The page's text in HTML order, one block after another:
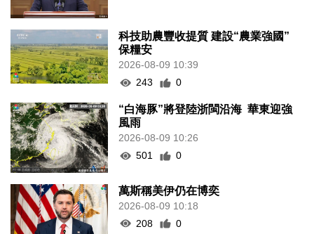
科技助農豐收提質 建設“農業強國”
保糧安
2026-08-09 10:39
243
0
“白海豚”將登陸浙閩沿海 華東迎強
風雨
2026-08-09 10:26
501
0
萬斯稱美伊仍在博奕
2026-08-09 10:18
208
0